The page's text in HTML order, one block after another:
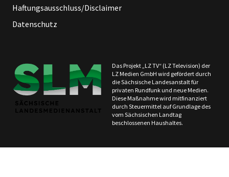
Haftungsausschluss/Disclaimer
Datenschutz
Das Projekt „LZ TV“ (LZ Television) der
LZ Medien GmbH wird gefördert durch
die Sächsische Landesanstalt für
privaten Rundfunk und neue Medien.
Diese Maßnahme wird mitfinanziert
durch Steuermittel auf Grundlage des
vom Sächsischen Landtag
beschlossenen Haushaltes.